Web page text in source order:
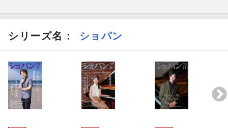
シリーズ名： ショパン